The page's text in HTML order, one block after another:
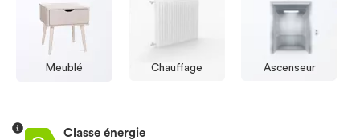
Meublé Chauffage Ascenseur
Classe énergie